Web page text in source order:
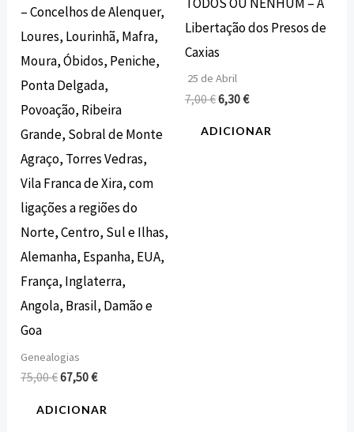
– Concelhos de Alenquer,
Loures, Lourinhã, Mafra,
Moura, Óbidos, Peniche,
Ponta Delgada,
Povoação, Ribeira
Grande, Sobral de Monte
Agraço, Torres Vedras,
Vila Franca de Xira, com
ligações a regiões do
Norte, Centro, Sul e Ilhas,
Alemanha, Espanha, EUA,
França, Inglaterra,
Angola, Brasil, Damão e
Goa
Genealogias
75,00€67,50€
ADICIONAR
Libertação dos Presos de
Caxias
25 de Abril
7,00€6,30€
ADICIONAR